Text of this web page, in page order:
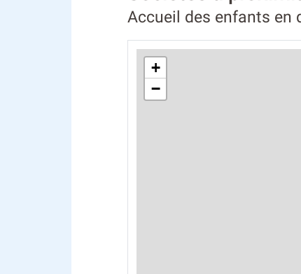
Accueil des enfants en
+
−